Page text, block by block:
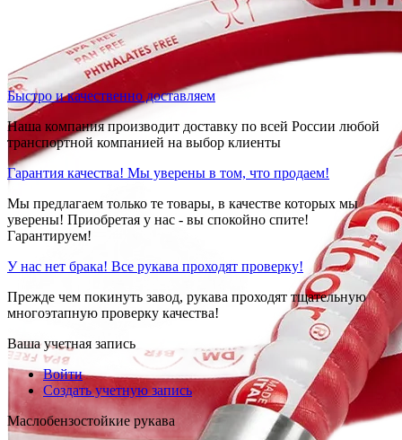
Быстро и качественно доставляем
Наша компания производит доставку по всей России любой
транспортной компанией на выбор клиенты
Гарантия качества! Мы уверены в том, что продаем!
Мы предлагаем только те товары, в качестве которых мы
уверены! Приобретая у нас - вы спокойно спите!
Гарантируем!
У нас нет брака! Все рукава проходят проверку!
Прежде чем покинуть завод, рукава проходят тщательную
многоэтапную проверку качества!
Ваша учетная запись
Войти
Создать учетную запись
Маслобензостойкие рукава